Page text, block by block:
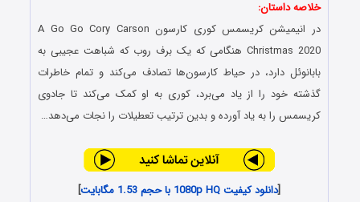
خلاصه داستان:
در انیمیشنکریسمس کوری کارسون A Go Go Cory Carson
Christmas 2020 هنگامی که یک برف روب که شباهت عجیبی به
بابانوئل دارد، در حیاط کارسون‌ها تصادف می‌کند و تمام خاطرات
گذشته خود را از یاد می‌برد، کوری به او کمک می‌کند تا جادوی
کریسمس را به یاد آورده و بدین ترتیب تعطیلات را نجات می‌دهد…
[دانلود کیفیت 1080p HQ با حجم 1.53 مگابایت
]